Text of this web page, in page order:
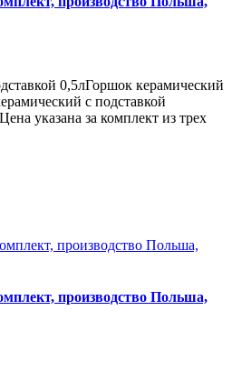
0,5лГоршок керамический
с подставкой
указана за комплект из трех
производство Польша,